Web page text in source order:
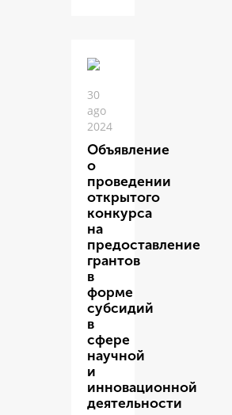
30
ago
2024
Объявление
о
проведении
открытого
конкурса
на
предоставление
грантов
в
форме
субсидий
в
сфере
научной
и
инновационной
деятельности